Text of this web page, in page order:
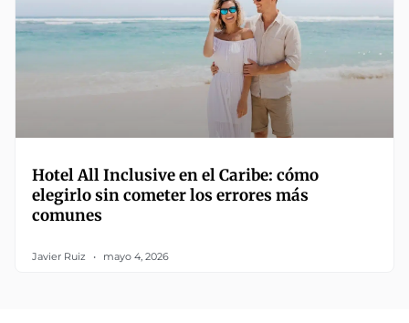
Hotel All Inclusive en el Caribe: cómo
elegirlo sin cometer los errores más
comunes
Javier Ruiz mayo 4, 2026